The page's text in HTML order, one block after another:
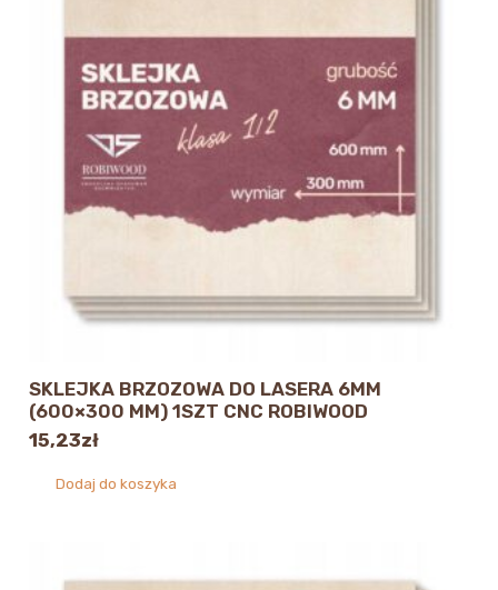
SKLEJKA BRZOZOWA DO LASERA 6MM
(600×300 MM) 1SZT CNC ROBIWOOD
15,23zł
Dodaj do koszyka